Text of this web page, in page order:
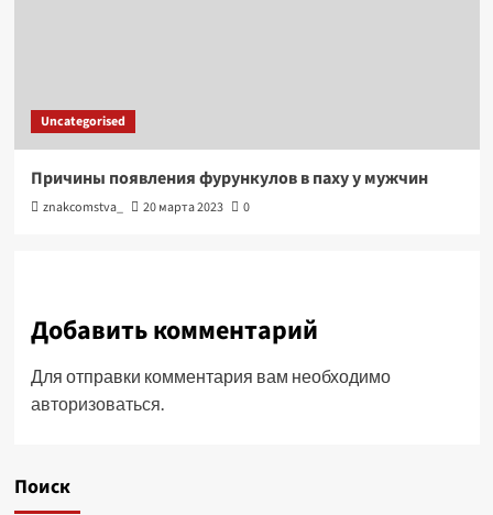
Uncategorised
Причины появления фурункулов в паху у мужчин
znakcomstva_ 20 марта 2023 0
Добавить комментарий
Для отправки комментария вам необходимо
авторизоваться.
Поиск